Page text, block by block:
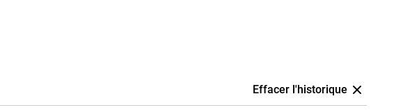
Effacer l'historique